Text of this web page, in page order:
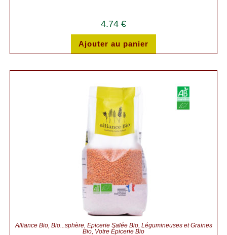
4.74 €
Ajouter au panier
Alliance Bio, Bio...sphère, Épicerie Salée Bio, Légumineuses et Graines
Bio, Votre Épicerie Bio